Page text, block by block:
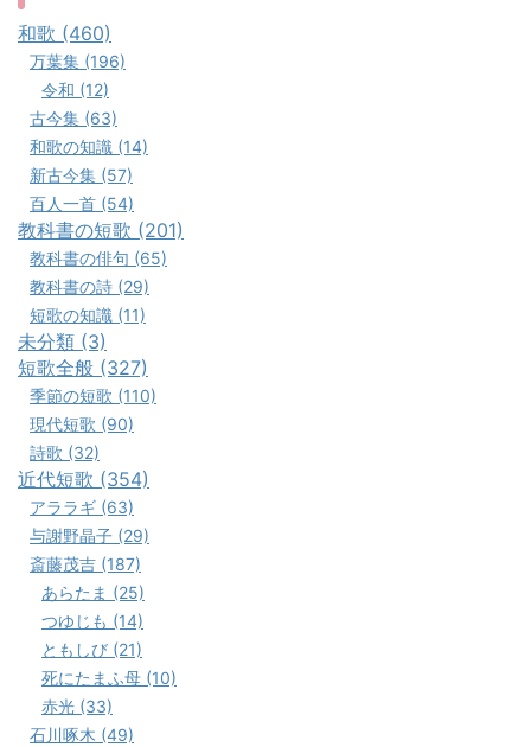
和歌 (460)
万葉集 (196)
令和 (12)
古今集 (63)
和歌の知識 (14)
新古今集 (57)
百人一首 (54)
教科書の短歌 (201)
教科書の俳句 (65)
教科書の詩 (29)
短歌の知識 (11)
未分類 (3)
短歌全般 (327)
季節の短歌 (110)
現代短歌 (90)
詩歌 (32)
近代短歌 (354)
アララギ (63)
与謝野晶子 (29)
斎藤茂吉 (187)
あらたま (25)
つゆじも (14)
ともしび (21)
死にたまふ母 (10)
赤光 (33)
石川啄木 (49)